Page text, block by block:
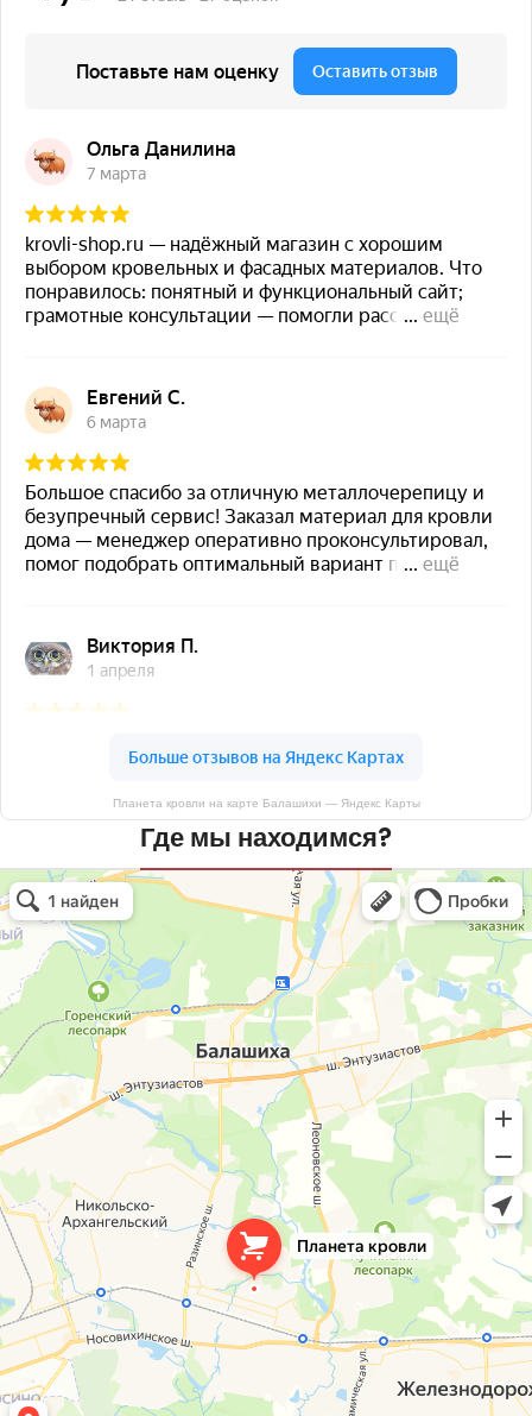
Планета кровли на карте Балашихи — Яндекс Карты
Где мы находимся?
Планета кровли
Кровля и кровельные материалы в Балашихе
Окна в Балашихе